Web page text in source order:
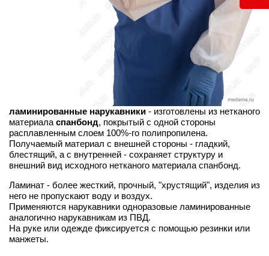
ламинированные нарукавники - изготовлены из нетканого
материала спанбонд, покрытый с одной стороны
расплавленным слоем 100%-го полипропилена.
Получаемый материал с внешней стороны - гладкий,
блестящий, а с внутренней - сохраняет структуру и
внешний вид исходного нетканого материала спанбонд.
Ламинат - более жесткий, прочный, "хрустящий", изделия из
него не пропускают воду и воздух.
Применяются нарукавники одноразовые ламинированные
аналогично нарукавникам из ПВД.
На руке или одежде фиксируется с помощью резинки или
манжеты.